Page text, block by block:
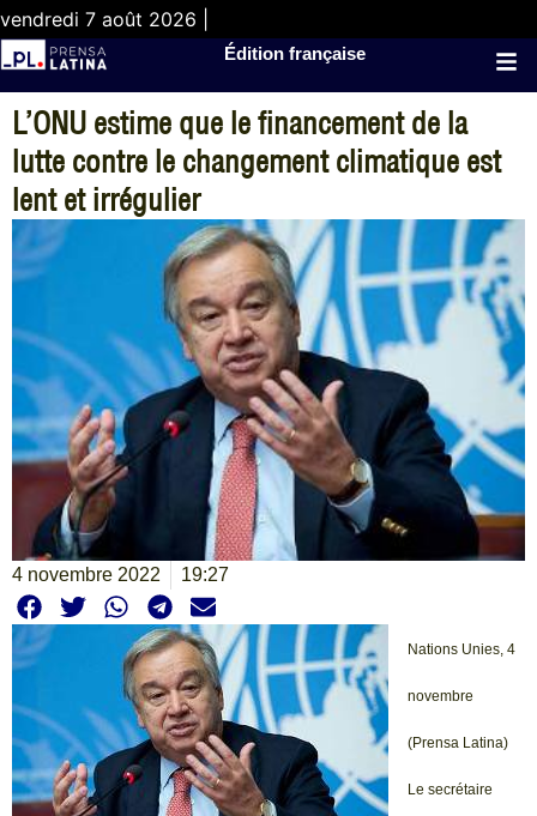
vendredi 7 août 2026 |
Édition française
L’ONU estime que le financement de la
lutte contre le changement climatique est
lent et irrégulier
4 novembre 2022 19:27
Nations Unies, 4
novembre
(Prensa Latina)
Le secrétaire